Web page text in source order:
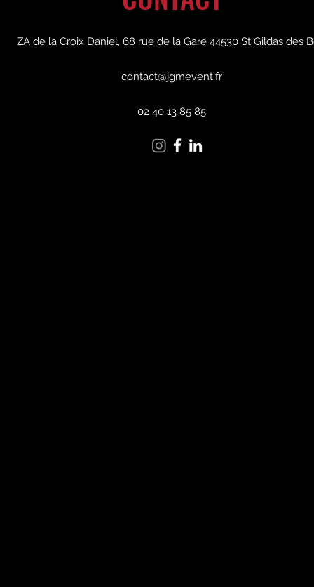
ZA de la Croix Daniel, 68 rue de la Gare 44530 St Gildas des
contact@jgmevent.fr
02 40 13 85 85